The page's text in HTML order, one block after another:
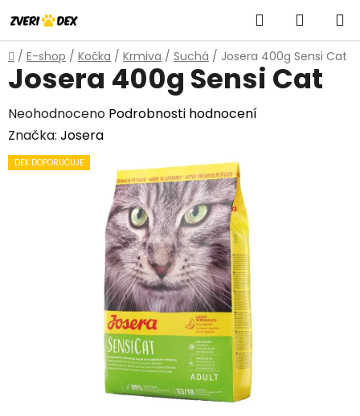
na
obsah
Hledat
KOŠÍK
Domů
/ E-shop / Kočka / Krmiva / Suchá / Josera 400g Sensi Cat
Josera 400g Sensi Cat
Průměrné
hodnocení
produktu
Neohodnoceno Podrobnosti hodnocení
Značka: Josera
DEX DOPORUČUJE